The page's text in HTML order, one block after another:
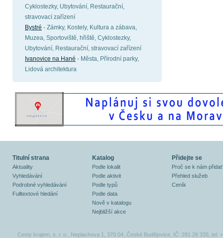
Cyklostezky, Ubytování, Restaurační,
stravovací zařízení
Bystré - Zámky, Kostely, Kultura a zábava,
Muzea, Sportoviště, hřiště, Cyklostezky,
Ubytování, Restaurační, stravovací zařízení
Ivanovice na Hané - Města, Přírodní parky,
Lidová architektura
Titulní strana
Aktuality
Vyhledávání
Podrobné vyhledávání
Fulltextové hledání
Katalog
Podle lokalit
Podle aktivit
Podle typů
Podle data
Nově v katalogu
Nejbližší akce
Přidejte se
Proč se k nám
Přehled služeb
Ceník
Cesty krajem, s. r. o., Neplachova 1, 370 04, České Budějovice, IČ: 281 26 335, tel.